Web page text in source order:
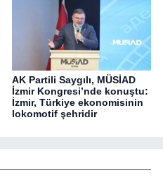
AK Partili Saygılı, MÜSİAD
İzmir Kongresi’nde konuştu:
İzmir, Türkiye ekonomisinin
lokomotif şehridir